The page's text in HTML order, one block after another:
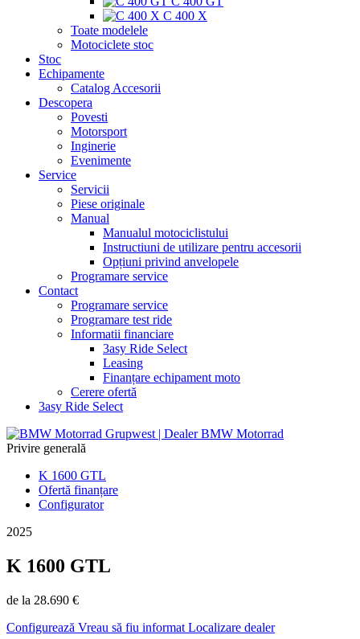
C 400 X
Toate modelele
Motociclete stoc
Stoc
Echipamente
Catalog Accesorii
Descopera
Povesti
Motorsport
Inginerie
Evenimente
Service
Servicii
Piese originale
Manual
Manualul motociclistului
Instructiuni de utilizare pentru accesorii
Opțiuni privind anvelopele
Programare service
Contact
Programare service
Programare test ride
Informatii financiare
3asy Ride Select
Leasing
Finanțare echipament moto
Cerere ofertă
3asy Ride Select
Privire generală
K 1600 GTL
Ofertă finanțare
Configurator
2025
K 1600 GTL
de la 28.690 €
Configurează Vreau să fiu informat Localizare dealer